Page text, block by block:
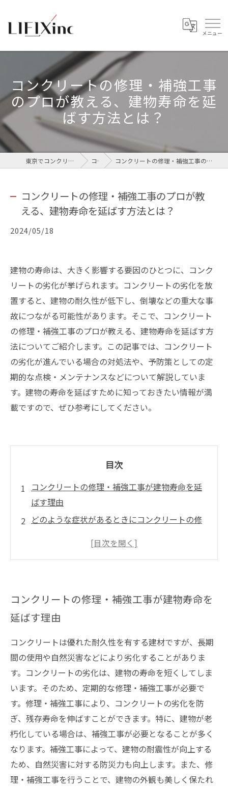
コンクリートの修理・補強工事
のプロが教える、建物寿命を延
ばす方法とは？
東京でコンクリートなら株式会社LIFIX コラム コンクリートの修理・補強工事のプロが教える、建物寿命を延ばす方法とは？
コンクリートの修理・補強工事のプロが教
える、建物寿命を延ばす方法とは？
2024/05/18
建物の寿命は、大きく影響する要因のひとつに、コンク
リートの劣化が挙げられます。コンクリートの劣化を放
置すると、建物の耐久性が低下し、倒壊などの重大な事
故につながる可能性があります。そこで、コンクリート
の修理・補強工事のプロが教える、建物寿命を延ばす方
法についてご紹介します。この記事では、コンクリート
の劣化が進んでいる場合の対処法や、予防策としての定
期的な点検・メンテナンスなどについて解説していま
す。建物の寿命を延ばすために知っておきたい情報が満
載ですので、ぜひ参考にしてください。
目次
コンクリートの修理・補強工事が建物寿命を延
ばす理由
どのような症状があるときにコンクリートの修
コンクリートの補強工事の種類とその効果
コンクリートの修理・補強工事の専門家に依頼
する際のポイント
コンクリートの修理・補強工事が建物寿命を
延ばす理由
コンクリートは優れた耐久性を有する建材ですが、長期
間の使用や自然災害などにより劣化することがありま
す。コンクリートの劣化は、建物の寿命を短くしてしま
います。そのため、定期的な修理・補強工事が必要で
す。修理・補強工事により、コンクリートの劣化を防
ぎ、残存寿命を伸ばすことができます。特に、建物が老
朽化している場合は、補強工事が必要となることが多く
なります。補強工事によって、建物の耐震性が向上する
ため、自然災害に対する防災力も向上します。また、修
理・補強工事を行うことで、建物の外観も美しく保たれ